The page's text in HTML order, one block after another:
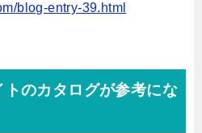
blog-entry-39.html
のカタログが参考にな